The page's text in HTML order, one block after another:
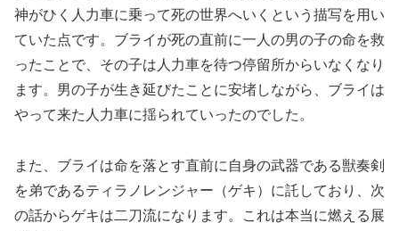
神がひく人力車に乗って死の世界へいくという描写を用い
ていた点です。ブライが死の直前に一人の男の子の命を救
ったことで、その子は人力車を待つ停留所からいなくなり
ます。男の子が生き延びたことに安堵しながら、ブライは
やって来た人力車に揺られていったのでした。
また、ブライは命を落とす直前に自身の武器である獣奏剣
を弟であるティラノレンジャー（ゲキ）に託しており、次
の話からゲキは二刀流になります。これは本当に燃える展